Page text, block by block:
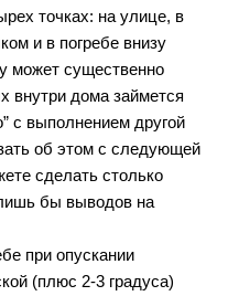
точках: на улице, в
и в погребе внизу
может существенно
внутри дома займется
с выполнением другой
об этом с следующей
сделать столько
бы выводов на
при опускании
(плюс 2-3 градуса)